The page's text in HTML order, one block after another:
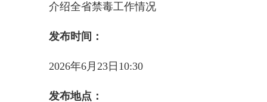
介绍全省禁毒工作情况
发布时间：
2026年6月23日10:30
发布地点：